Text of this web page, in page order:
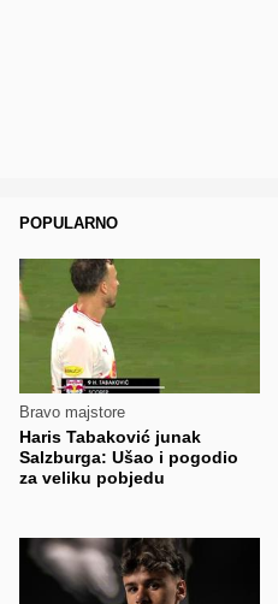
POPULARNO
Bravo majstore
Haris Tabaković junak
Salzburga: Ušao i pogodio
za veliku pobjedu